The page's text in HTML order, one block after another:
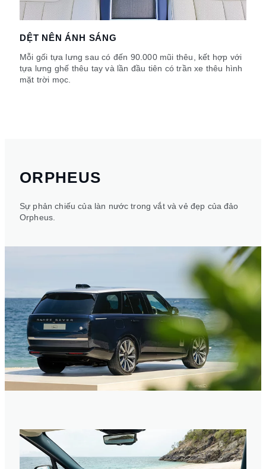
DỆT NÊN ÁNH SÁNG
Mỗi gối tựa lưng sau có đến 90.000 mũi thêu, kết hợp với
tựa lưng ghế thêu tay và lần đầu tiên có trần xe thêu hình
mặt trời mọc.
ORPHEUS
Sự phản chiếu của làn nước trong vắt và vẻ đẹp của đảo
Orpheus.